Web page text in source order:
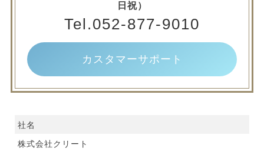
日祝）
Tel.052-877-9010
カスタマーサポート
社名
株式会社クリート